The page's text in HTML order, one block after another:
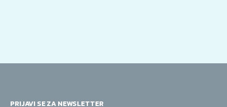
PRIJAVI SE ZA NEWSLETTER